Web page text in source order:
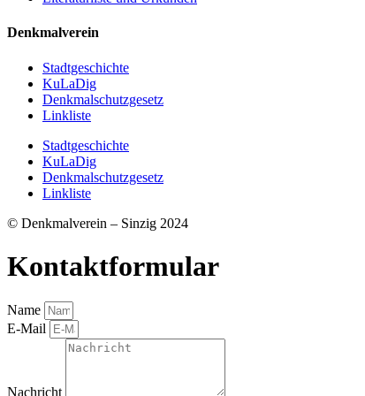
Denkmalverein
Stadtgeschichte
KuLaDig
Denkmalschutzgesetz
Linkliste
Stadtgeschichte
KuLaDig
Denkmalschutzgesetz
Linkliste
© Denkmalverein – Sinzig 2024
Kontaktformular
Name
E-Mail
Nachricht